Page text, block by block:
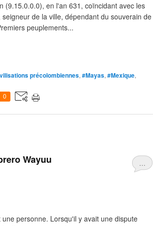
(9.15.0.0.0), en l'an 631, coïncidant avec les
de la ville, dépendant du souverain de
peuplements...
précolombiennes, #Mayas, #Mexique,
0
…
Wayuu
personne. Lorsqu'il y avait une dispute